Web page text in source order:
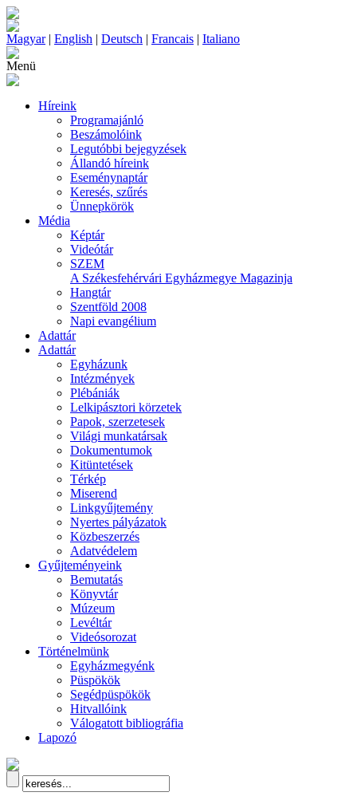
Magyar| English | Deutsch | Francais | Italiano
Menü
Híreink
Programajánló
Beszámolóink
Legutóbbi bejegyzések
Állandó híreink
Eseménynaptár
Keresés, szűrés
Ünnepkörök
Média
Képtár
Videótár
SZEM
A Székesfehérvári Egyházmegye Magazinja
Hangtár
Szentföld 2008
Napi evangélium
Adattár
Adattár
Egyházunk
Intézmények
Plébániák
Lelkipásztori körzetek
Papok, szerzetesek
Világi munkatársak
Dokumentumok
Kitüntetések
Térkép
Miserend
Linkgyűjtemény
Nyertes pályázatok
Közbeszerzés
Adatvédelem
Gyűjteményeink
Bemutatás
Könyvtár
Múzeum
Levéltár
Videósorozat
Történelmünk
Egyházmegyénk
Püspökök
Segédpüspökök
Hitvallóink
Válogatott bibliográfia
Lapozó